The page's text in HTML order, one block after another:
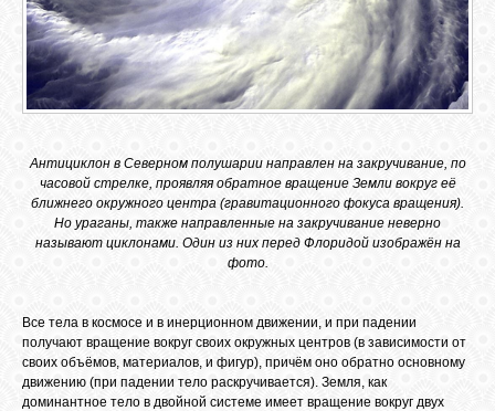
Антициклон в Северном полушарии направлен на закручивание, по
часовой стрелке, проявляя обратное вращение Земли вокруг её
ближнего окружного центра (гравитационного фокуса вращения).
Но ураганы, также направленные на закручивание неверно
называют циклонами. Один из них перед Флоридой изображён на
фото.
Все тела в космосе и в инерционном движении, и при падении
получают вращение вокруг своих окружных центров (в зависимости от
своих объёмов, материалов, и фигур), причём оно обратно основному
движению (при падении тело раскручивается). Земля, как
доминантное тело в двойной системе имеет вращение вокруг двух